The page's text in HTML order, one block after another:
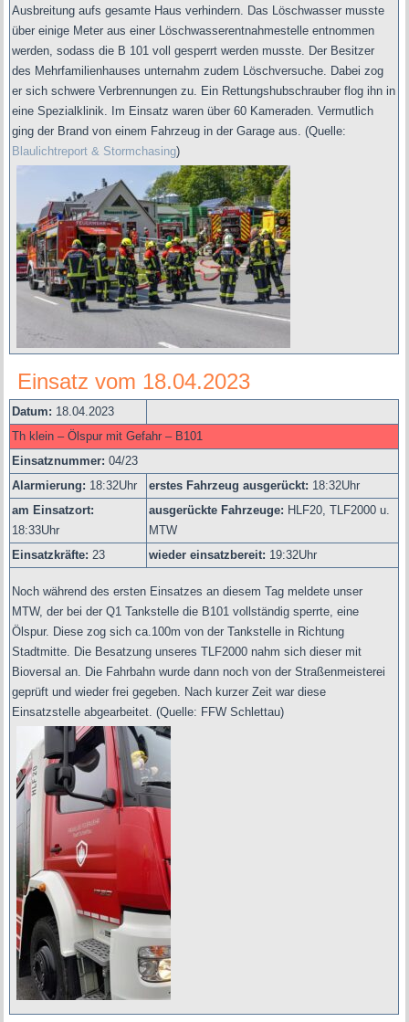
Ausbreitung aufs gesamte Haus verhindern. Das Löschwasser musste
über einige Meter aus einer Löschwasserentnahmestelle entnommen
werden, sodass die B 101 voll gesperrt werden musste. Der Besitzer
des Mehrfamilienhauses unternahm zudem Löschversuche. Dabei zog
er sich schwere Verbrennungen zu. Ein Rettungshubschrauber flog ihn in
eine Spezialklinik. Im Einsatz waren über 60 Kameraden. Vermutlich
ging der Brand von einem Fahrzeug in der Garage aus.(Quelle:
Blaulichtreport & Stormchasing)
Einsatz vom 18.04.2023
Datum: 18.04.2023
Th klein – Ölspur mit Gefahr – B101
Einsatznummer:04/23
Alarmierung: 18:32Uhr erstes Fahrzeug ausgerückt: 18:32Uhr
am Einsatzort:
18:33Uhr
ausgerückte Fahrzeuge: HLF20, TLF2000 u.
MTW
Einsatzkräfte:23 wieder einsatzbereit: 19:32Uhr
Noch während des ersten Einsatzes an diesem Tag meldete unser
MTW, der bei der Q1 Tankstelle die B101 vollständig sperrte, eine
Ölspur. Diese zog sich ca.100m von der Tankstelle in Richtung
Stadtmitte. Die Besatzung unseres TLF2000 nahm sich dieser mit
Bioversal an. Die Fahrbahn wurde dann noch von der Straßenmeisterei
geprüft und wieder frei gegeben. Nach kurzer Zeit war diese
Einsatzstelle abgearbeitet.(Quelle: FFW Schlettau)